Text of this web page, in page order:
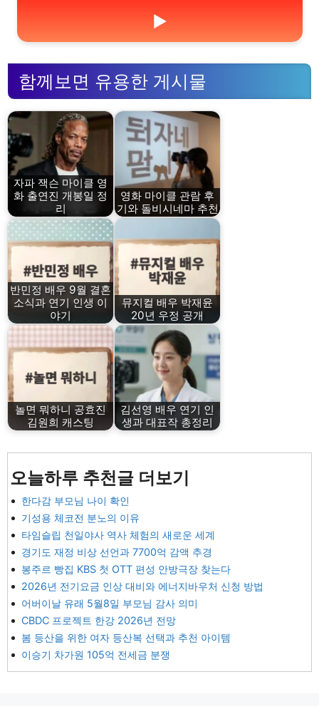
▶
함께보면 유용한 게시물
자파 잭슨 마이클 영
화 출연진 개봉일 정
리
영화 마이클 관람 후
기와 돌비시네마 추천
반민정 배우 9월 결혼
소식과 연기 인생 이
야기
뮤지컬 배우 박재윤
20년 우정 공개
놀면 뭐하니 공효진
김원희 캐스팅
김선영 배우 연기 인
생과 대표작 총정리
오늘하루 추천글 더보기
한다감 부모님 나이 확인
기성용 체코전 분노의 이유
타임슬립 천일야사 역사 체험의 새로운 세계
경기도 재정 비상 선언과 7700억 감액 추경
봉주르 빵집 KBS 첫 OTT 편성 안방극장 찾는다
2026년 전기요금 인상 대비와 에너지바우처 신청 방법
어버이날 유래 5월8일 부모님 감사 의미
CBDC 프로젝트 한강 2026년 전망
봄 등산을 위한 여자 등산복 선택과 추천 아이템
이승기 차가원 105억 전세금 분쟁